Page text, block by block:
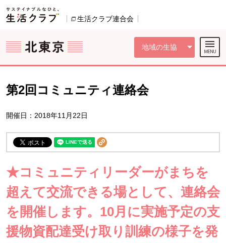
ページの先頭です。
生活クラブ連合会
地域の生協
ここからサイト内共通メニューです。
サイト内共通メニューをスキップする
サイト内共通メニューここまで。
第2回コミュニティ連絡会
開催日：2018年11月22日
★コミュニティリーダーがまちを
超えて交流できる場として、連絡会
を開催します。10月に実施予定の支
援物資配達受け取り訓練の様子を発